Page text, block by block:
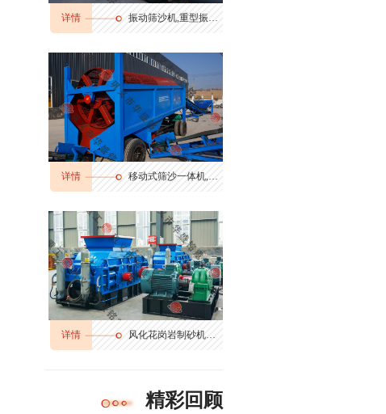
详情 振动筛沙机,重型振动筛,振动筛分机
详情 移动式筛沙一体机,筛分输送一体机
详情 风化花岗岩制砂机多少钱,花岗岩边角料制砂机,花岗岩制砂机生产视频
精彩回顾